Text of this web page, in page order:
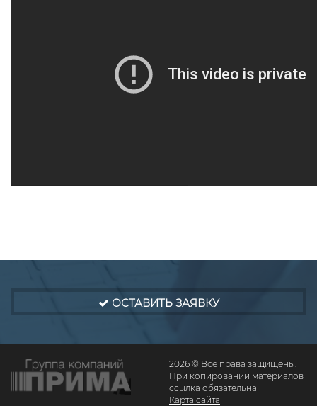
ОСТАВИТЬ ЗАЯВКУ
2026 © Все права защищены.
При копировании материалов
ссылка обязательна
Карта сайта